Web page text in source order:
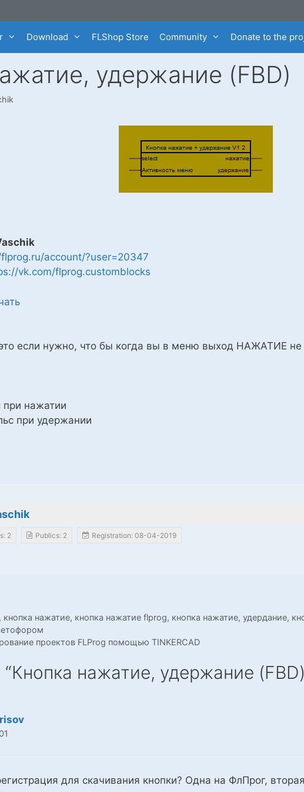
Download FLShop Store Community Donate to the
удержание (FBD)
account/?user=20347
vk.com/flprog.customblocks
если нужно, что бы когда вы в меню выход НАЖАТИЕ не
при нажатии
при удержании
2 Publics: 2 Registration: 08-04-2019
, кнопка нажатие, кнопка нажатие flprog, кнопка нажатие, удердание,
проектов FLProg помощью TINKERCAD
нажатие, удержание
для скачивания кнопки? Одна на ФлПрог,